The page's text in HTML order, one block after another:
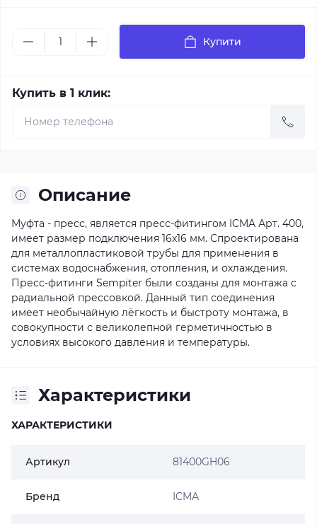
Купити
Купить в 1 клик:
Описание
Муфта - пресс, является пресс-фитингом ICMA Арт. 400,
имеет размер подключения 16х16 мм. Спроектирована
для металлопластиковой трубы для применения в
системах водоснабжения, отопления, и охлаждения.
Пресс-фитинги Sempiter были созданы для монтажа с
радиальной прессовкой. Данный тип соединения
имеет необычайную лёгкость и быстроту монтажа, в
совокупности с великолепной герметичностью в
условиях высокого давления и температуры.
Характеристики
ХАРАКТЕРИСТИКИ
Артикул 81400GH06
Бренд ICMA